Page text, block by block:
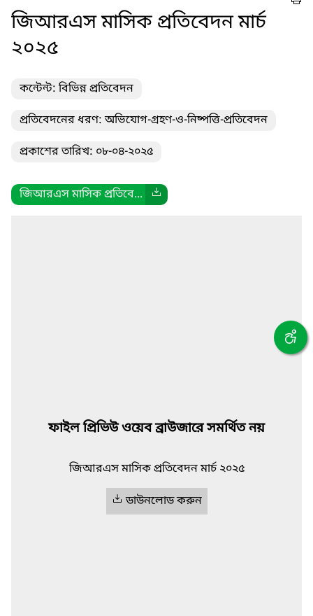
জিআরএস মাসিক প্রতিবেদন মার্চ
২০২৫
কন্টেন্ট: বিভিন্ন প্রতিবেদন
প্রতিবেদনের ধরণ: অভিযোগ-গ্রহণ-ও-নিষ্পত্তি-প্রতিবেদন
প্রকাশের তারিখ: ০৮-০৪-২০২৫
জিআরএস মাসিক প্রতিবে...
ফাইল প্রিভিউ ওয়েব ব্রাউজারে সমর্থিত নয়
জিআরএস মাসিক প্রতিবেদন মার্চ ২০২৫
ডাউনলোড করুন